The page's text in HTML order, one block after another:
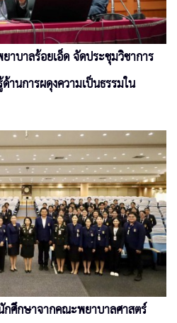
าบาลร้อยเอ็ด จัดประชุมวิชาการ
านการผดุงความเป็นธรรมใน
ศึกษาจากคณะพยาบาลศาสตร์